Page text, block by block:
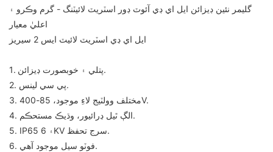
گليمر نئين ڊيزائن ايل اي ڊي آئوٽ ڊور اسٽريٽ لائيٽنگ - گرم وڪرو ۽
اعليٰ معيار
ايل اي ڊي اسٽريٽ لائيٽ ايس 2 سيريز
1. پتلي ۽ خوبصورت ڊيزائن.
2. پي سي لينس.
3. مختلف وولٽيج لاءِ موجود، 85-400V.
4. الڳ ٿيل ڊرائيور، وڌيڪ مستحڪم.
5. IP65 ۽ 6KV سرج تحفظ.
6. فوٽو سيل موجود آهي.